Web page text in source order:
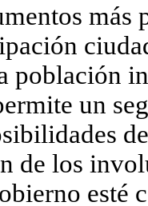
más
población
un
de los
esté